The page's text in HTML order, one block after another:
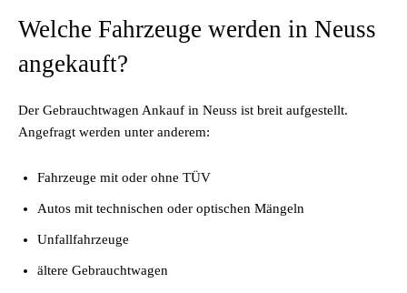
Welche Fahrzeuge werden in Neuss
angekauft?
Der Gebrauchtwagen Ankauf in Neuss ist breit aufgestellt.
Angefragt werden unter anderem:
Fahrzeuge mit oder ohne TÜV
Autos mit technischen oder optischen Mängeln
Unfallfahrzeuge
ältere Gebrauchtwagen